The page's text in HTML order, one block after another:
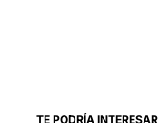
TE PODRÍA INTERESAR